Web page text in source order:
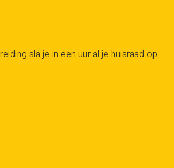
sla je in een uur al je huisraad op.